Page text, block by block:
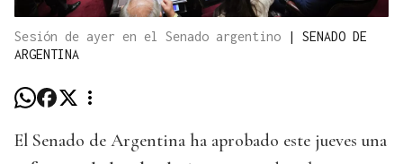
Sesión de ayer en el Senado argentino | SENADO DE
ARGENTINA
El Senado de Argentina ha aprobado este jueves una